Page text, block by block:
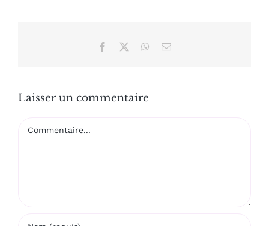
Facebook WhatsApp
Email
Laisser un commentaire